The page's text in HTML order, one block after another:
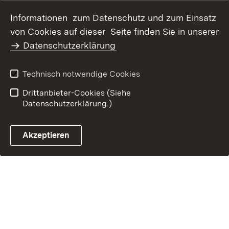
Barrierefreiheit
Benutzungshinweise
Impressum
Informationen zum Datenschutz und zum Einsatz
von Cookies auf dieser Seite finden Sie in unserer
Datenschutzerklärung
Technisch notwendige Cookies
Drittanbieter-Cookies (Siehe
Datenschutzerklärung.)
Akzeptieren